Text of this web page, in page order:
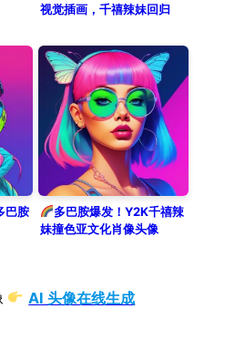
视觉插画，千禧辣妹回归
巴胺
多巴胺爆发！Y2K千禧辣
妹撞色亚文化肖像头像
AI 头像在线生成